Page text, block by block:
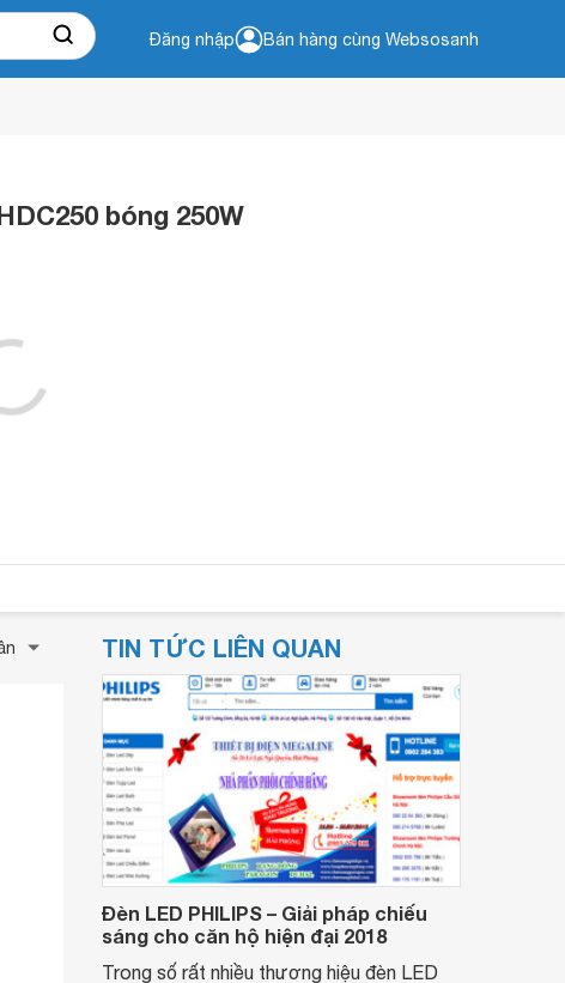
Đăng nhập Bán hàng cùng Websosanh
bóng 250W
TIN TỨC LIÊN QUAN
Đèn LED PHILIPS – Giải pháp chiếu
sáng cho căn hộ hiện đại 2018
Trong số rất nhiều thương hiệu đèn LED